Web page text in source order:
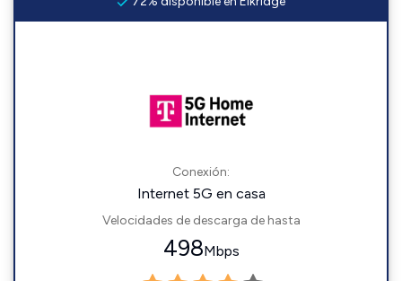
Conexión:
Internet 5G en casa
Velocidades de descarga de hasta
498Mbps